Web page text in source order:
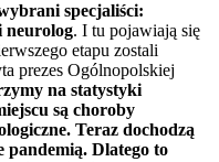
specjaliści:
neurolog. I tu pojawiają się
etapu zostali
prezes Ogólnopolskiej
na statystyki
są choroby
Teraz dochodzą
pandemią. Dlatego to